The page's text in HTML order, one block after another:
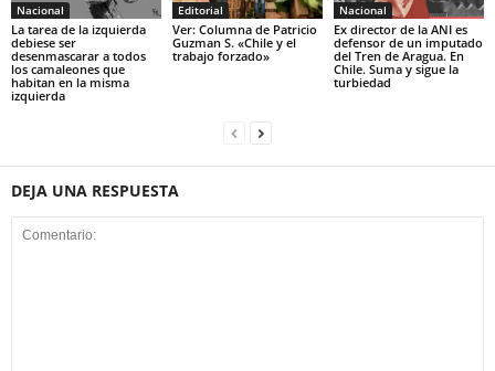
Nacional
La tarea de la izquierda
debiese ser
desenmascarar a todos
los camaleones que
habitan en la misma
izquierda
Editorial
Ver: Columna de Patricio
Guzman S. «Chile y el
trabajo forzado»
Nacional
Ex director de la ANI es
defensor de un imputado
del Tren de Aragua. En
Chile. Suma y sigue la
turbiedad
DEJA UNA RESPUESTA